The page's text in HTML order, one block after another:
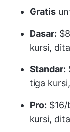
Gratis
Dasar:
kursi,
Standar:
tiga
Pro:
kursi,